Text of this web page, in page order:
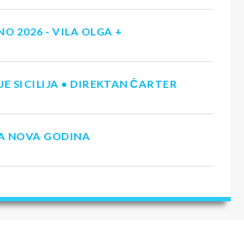
2026 - VILA OLGA +
SICILIJA • DIREKTAN ČARTER
NOVA GODINA